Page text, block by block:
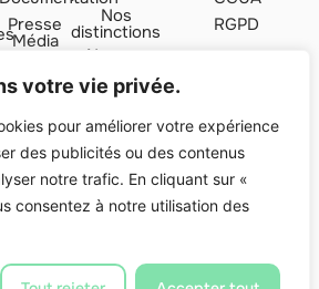
votre vie privée.
pour améliorer votre expérience
des publicités ou des contenus
notre trafic. En cliquant sur «
consentez à notre utilisation des
Presse
Média
Nos
distinctions
Nous
Contact
RGPD